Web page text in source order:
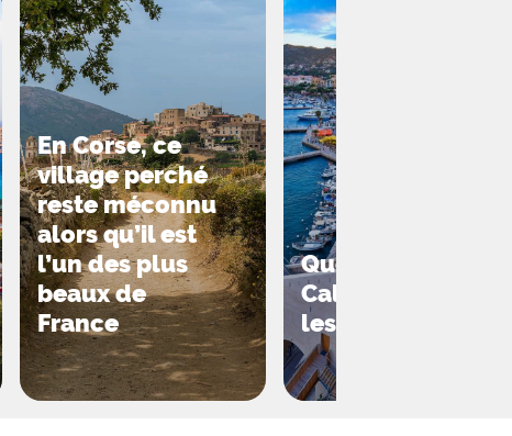
En Corse, ce
village perché
reste méconnu
alors qu’il est
l’un des plus
beaux de
France
Que faire à
Calvi pendant
les vacances ?